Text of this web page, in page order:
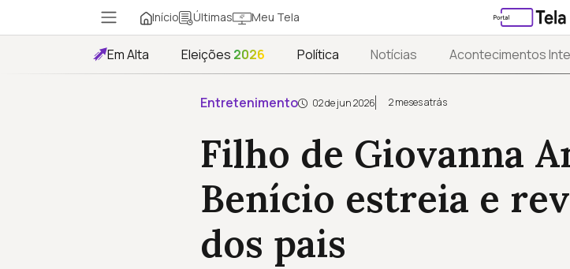
Início Últimas Meu Tela
Em Alta Eleições 2026 Política Notícias Acontecimentos
Entretenimento 02 de jun 2026 2 meses atrás
Filho de Giovanna
Benício estreia e
dos pais